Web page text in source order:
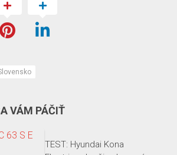
VÁM PÁČIŤ
TEST: Hyundai Kona